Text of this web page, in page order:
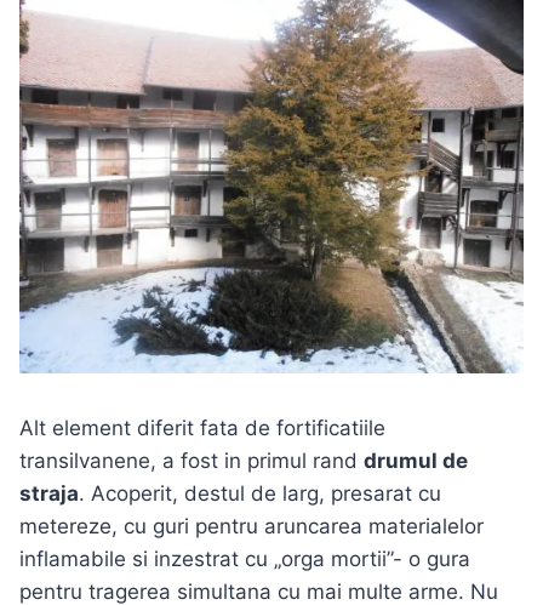
Alt element diferit fata de fortificatiile
transilvanene, a fost in primul rand drumul de
straja. Acoperit, destul de larg, presarat cu
metereze, cu guri pentru aruncarea materialelor
inflamabile si inzestrat cu „orga mortii”- o gura
pentru tragerea simultana cu mai multe arme. Nu